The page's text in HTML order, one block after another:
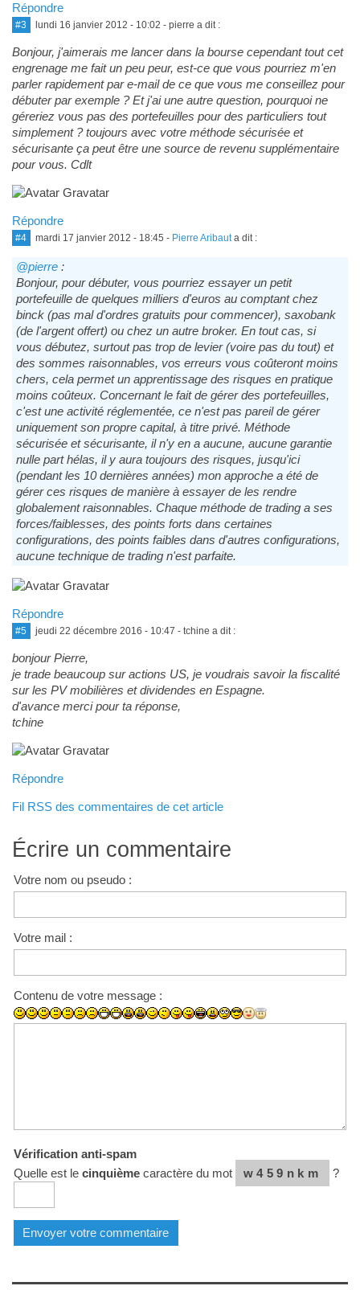
Répondre
#3 lundi 16 janvier 2012 - 10:02 - pierre a dit :
Bonjour, j'aimerais me lancer dans la bourse cependant tout cet
engrenage me fait un peu peur, est-ce que vous pourriez m'en
parler rapidement par e-mail de ce que vous me conseillez pour
débuter par exemple ? Et j'ai une autre question, pourquoi ne
géreriez vous pas des portefeuilles pour des particuliers tout
simplement ? toujours avec votre méthode sécurisée et
sécurisante ça peut être une source de revenu supplémentaire
pour vous. Cdlt
Répondre
#4 mardi 17 janvier 2012 - 18:45 - Pierre Aribauta dit :
@pierre:
Bonjour, pour débuter, vous pourriez essayer un petit
portefeuille de quelques milliers d'euros au comptant chez
binck (pas mal d'ordres gratuits pour commencer), saxobank
(de l'argent offert) ou chez un autre broker. En tout cas, si
vous débutez, surtout pas trop de levier (voire pas du tout) et
des sommes raisonnables, vos erreurs vous coûteront moins
chers, cela permet un apprentissage des risques en pratique
moins coûteux. Concernant le fait de gérer des portefeuilles,
c'est une activité réglementée, ce n'est pas pareil de gérer
uniquement son propre capital, à titre privé. Méthode
sécurisée et sécurisante, il n'y en a aucune, aucune garantie
nulle part hélas, il y aura toujours des risques, jusqu'ici
(pendant les 10 dernières années) mon approche a été de
gérer ces risques de manière à essayer de les rendre
globalement raisonnables. Chaque méthode de trading a ses
forces/faiblesses, des points forts dans certaines
configurations, des points faibles dans d'autres configurations,
aucune technique de trading n'est parfaite.
Répondre
#5 jeudi 22 décembre 2016 - 10:47 - tchine a dit :
bonjour Pierre,
je trade beaucoup sur actions US, je voudrais savoir la fiscalité
sur les PV mobilières et dividendes en Espagne.
d'avance merci pour ta réponse,
tchine
Répondre
Fil RSS des commentaires de cet article
Écrire un commentaire
Votre nom ou pseudo :
Votre mail :
Contenu de votre message :
Vérification anti-spam
Quelle est le cinquièmecaractère du mot w459nkm ?